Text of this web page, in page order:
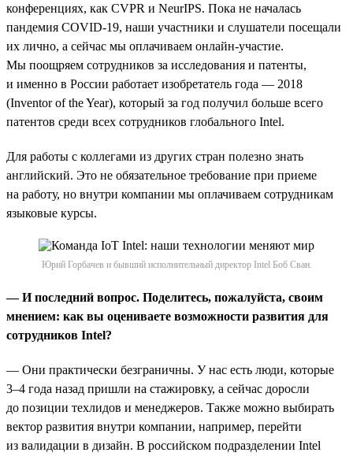
конференциях, как CVPR и NeurIPS. Пока не началась
пандемия COVID-19, наши участники и слушатели посещали
их лично, а сейчас мы оплачиваем онлайн-участие.
Мы поощряем сотрудников за исследования и патенты,
и именно в России работает изобретатель года — 2018
(Inventor of the Year), который за год получил больше всего
патентов среди всех сотрудников глобального Intel.
Для работы с коллегами из других стран полезно знать
английский. Это не обязательное требование при приеме
на работу, но внутри компании мы оплачиваем сотрудникам
языковые курсы.
Юрий Горбачев и бывший исполнительный директор Intel Боб Сван.
— И последний вопрос. Поделитесь, пожалуйста, своим
мнением: как вы оцениваете возможности развития для
сотрудников Intel?
— Они практически безграничны. У нас есть люди, которые
3–4 года назад пришли на стажировку, а сейчас доросли
до позиции техлидов и менеджеров. Также можно выбирать
вектор развития внутри компании, например, перейти
из валидации в дизайн. В российском подразделении Intel